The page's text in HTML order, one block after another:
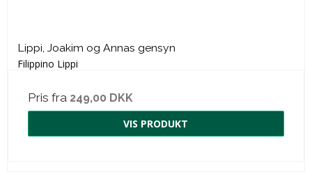
Lippi, Joakim og Annas gensyn
Filippino Lippi
Pris fra 249,00 DKK
VIS PRODUKT